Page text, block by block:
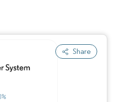
Share